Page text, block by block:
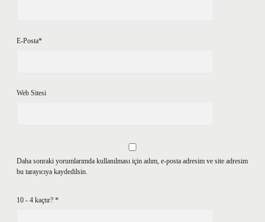
E-Posta*
Web Sitesi
Daha sonraki yorumlarımda kullanılması için adım, e-posta adresim ve site adresim
bu tarayıcıya kaydedilsin.
10 - 4 kaçtır? *